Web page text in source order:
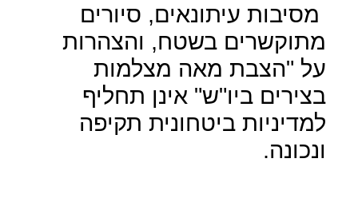
מסיבות עיתונאים, סיורים
מתוקשרים בשטח, והצהרות
על "הצבת מאה מצלמות
בצירים ביו"ש" אינן תחליף
למדיניות ביטחונית תקיפה
ונכונה.